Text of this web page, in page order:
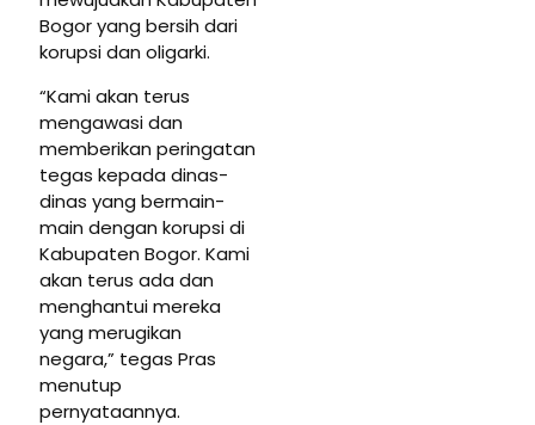
Bogor yang bersih dari
korupsi dan oligarki.
“Kami akan terus
mengawasi dan
memberikan peringatan
tegas kepada dinas-
dinas yang bermain-
main dengan korupsi di
Kabupaten Bogor. Kami
akan terus ada dan
menghantui mereka
yang merugikan
negara,” tegas Pras
menutup
pernyataannya.